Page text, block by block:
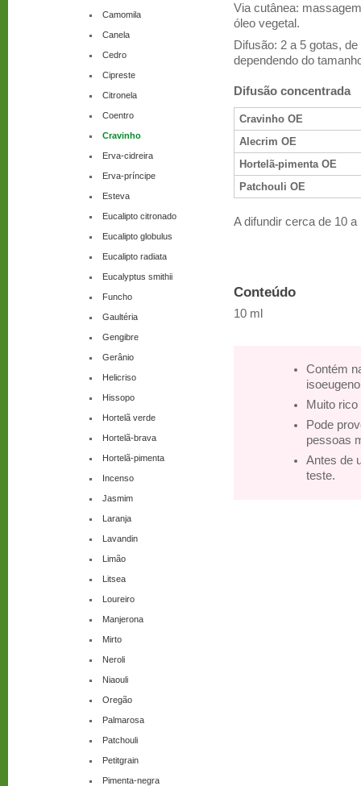
Camomila
Canela
Cedro
Cipreste
Citronela
Coentro
Cravinho
Erva-cidreira
Erva-príncipe
Esteva
Eucalipto citronado
Eucalipto globulus
Eucalipto radiata
Eucalyptus smithii
Funcho
Gaultéria
Gengibre
Gerânio
Helicriso
Hissopo
Hortelã verde
Hortelã-brava
Hortelã-pimenta
Incenso
Jasmim
Laranja
Lavandin
Limão
Litsea
Loureiro
Manjerona
Mirto
Neroli
Niaouli
Oregão
Palmarosa
Patchouli
Petitgrain
Pimenta-negra
Via cutânea:
óleo vegetal.
Difusão: 2 a 5 gotas,
dependendo do
Difusão concentrada
Cravinho OE
Alecrim OE
Hortelã-pimenta OE
Patchouli OE
A difundir cerca de 10
Conteúdo
10 ml
Contém
Muito
Pode
pessoas
Antes de
teste.